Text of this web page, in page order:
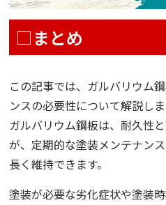
□まとめ
この記事では、ガルバリウム
ンスの必要性について解説しま
ガルバリウム鋼板は、耐久性
が、定期的な塗装メンテナン
長く維持できます。
塗装が必要な劣化症状や塗装